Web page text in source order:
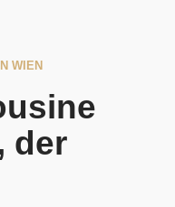
WIEN
der